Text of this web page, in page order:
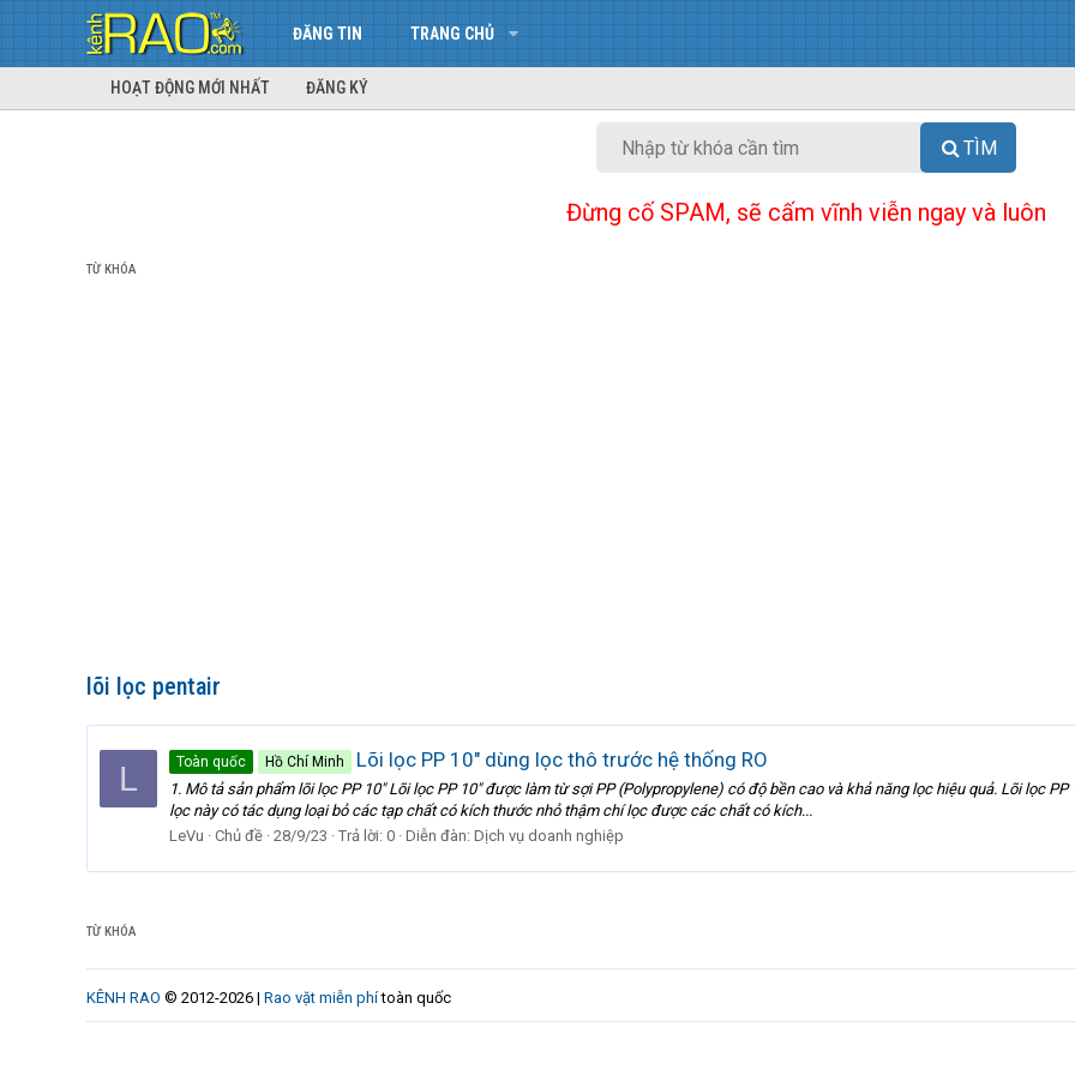
ĐĂNG TIN TRANG CHỦ
HOẠT ĐỘNG MỚI NHẤT ĐĂNG KÝ
TÌM
Đừng cố SPAM, sẽ cấm vĩnh viễn ngay và luôn
TỪ KHÓA
lõi lọc pentair
L Toàn quốc Hồ Chí Minh Lõi lọc PP 10" dùng lọc thô trước hệ thống RO
1. Mô tả sản phẩm lõi lọc PP 10" Lõi lọc PP 10" được làm từ sợi PP (Polypropylene) có độ bền cao và khả năng lọc hiệu quả. Lõi lọc
lọc này có tác dụng loại bỏ các tạp chất có kích thước nhỏ thậm chí lọc được các chất có kích...
LeVu
Chủ đề 28/9/23 Trả lời: 0 Diễn đàn: Dịch vụ doanh nghiệp
TỪ KHÓA
KÊNH RAO © 2012-2026 | Rao vặt miễn phítoàn quốc